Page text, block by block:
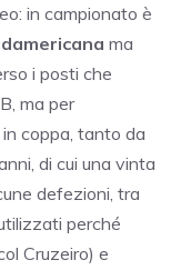
in campionato è
ma
i posti che
ma per
coppa, tanto da
di cui una vinta
defezioni, tra
perché
Cruzeiro) e